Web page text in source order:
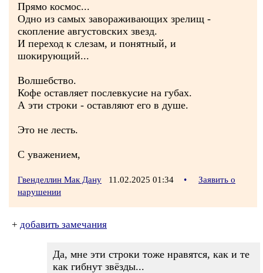
Прямо космос...
Одно из самых завораживающих зрелищ -
скопление августовских звезд.
И переход к слезам, и понятный, и
шокирующий...
Волшебство.
Кофе оставляет послевкусие на губах.
А эти строки - оставляют его в душе.
Это не лесть.
С уважением,
Гвенделлин Мак Дану 11.02.2025 01:34 •
Заявить о
нарушении
+ добавить замечания
Да, мне эти строки тоже нравятся, как и те
как гибнут звёзды...